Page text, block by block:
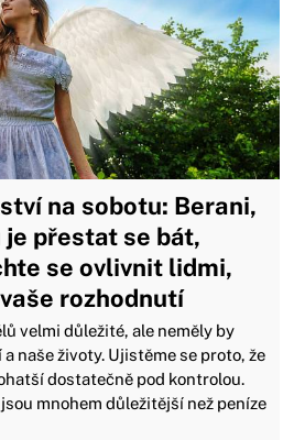
na sobotu: Berani,
přestat se bát,
se ovlivnit lidmi,
rozhodnutí
velmi důležité, ale neměly by
naše životy. Ujistěme se proto, že
dostatečně pod kontrolou.
mnohem důležitější než peníze